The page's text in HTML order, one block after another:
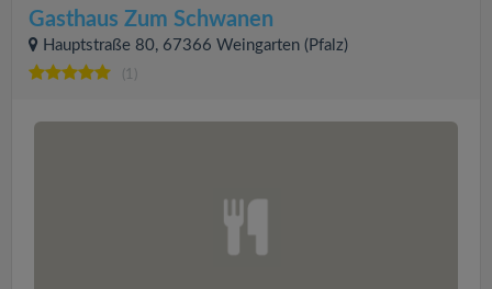
Gasthaus Zum Schwanen
Hauptstraße 80, 67366 Weingarten (Pfalz)
(1)